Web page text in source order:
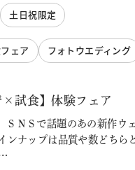
土日祝限定
ェア フォトウエディング
×試食】体験フェア
ＮＳで話題のあの新作ウ
ナップは品質や数どちら